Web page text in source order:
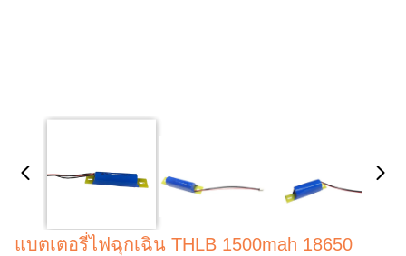
แบตเตอรี่ไฟฉุกเฉิน THLB 1500mah 18650